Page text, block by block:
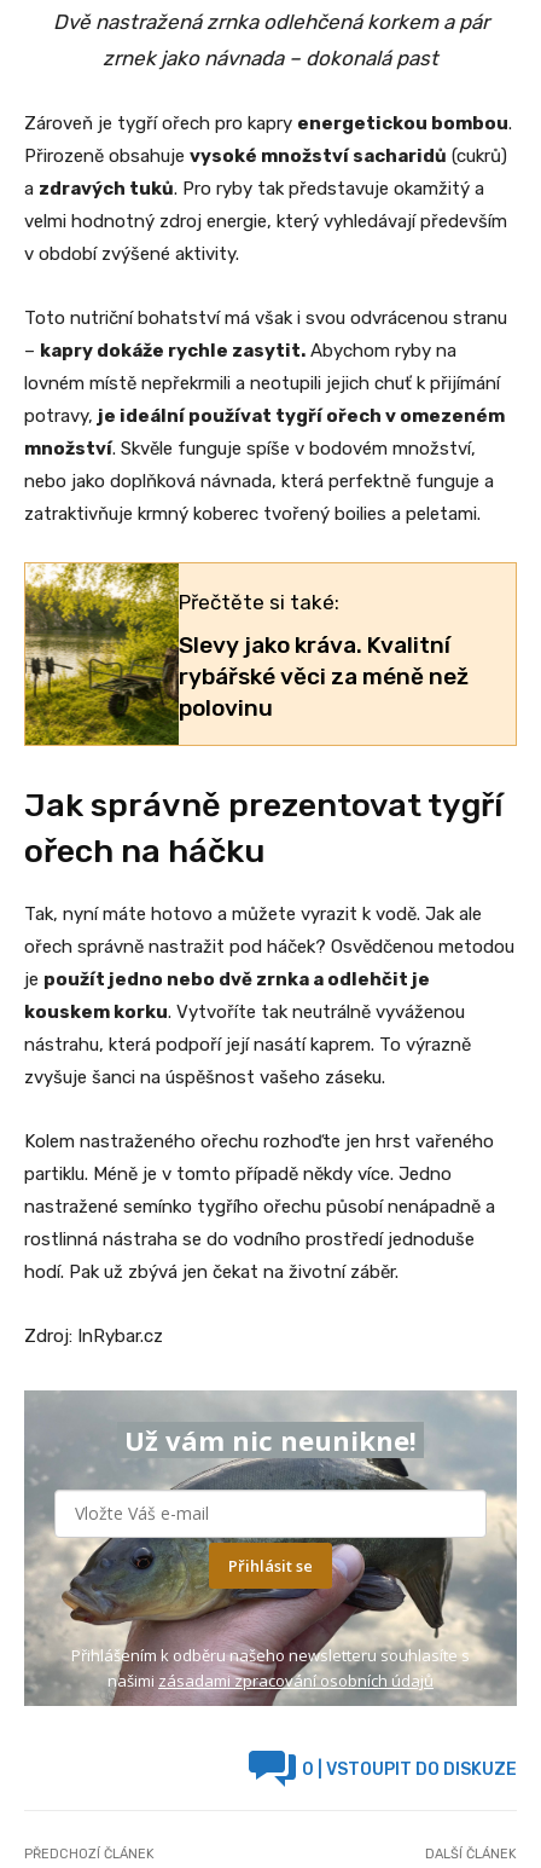
Dvě nastražená zrnka odlehčená korkem a pár
zrnek jako návnada – dokonalá past
Zároveň je tygří ořech pro kapry energetickou bombou.
Přirozeně obsahuje vysoké množství sacharidů (cukrů)
a zdravých tuků. Pro ryby tak představuje okamžitý a
velmi hodnotný zdroj energie, který vyhledávají především
v období zvýšené aktivity.
Toto nutriční bohatství má však i svou odvrácenou stranu
– kapry dokáže rychle zasytit. Abychom ryby na
lovném místě nepřekrmili a neotupili jejich chuť k přijímání
potravy, je ideální používat tygří ořech v omezeném
množství. Skvěle funguje spíše v bodovém množství,
nebo jako doplňková návnada, která perfektně funguje a
zatraktivňuje krmný koberec tvořený boilies a peletami.
Přečtěte si také:
Slevy jako kráva. Kvalitní
rybářské věci za méně než
polovinu
Jak správně prezentovat tygří
ořech na háčku
Tak, nyní máte hotovo a můžete vyrazit k vodě. Jak ale
ořech správně nastražit pod háček? Osvědčenou metodou
je použít jedno nebo dvě zrnka a odlehčit je
kouskem korku. Vytvoříte tak neutrálně vyváženou
nástrahu, která podpoří její nasátí kaprem. To výrazně
zvyšuje šanci na úspěšnost vašeho záseku.
Kolem nastraženého ořechu rozhoďte jen hrst vařeného
partiklu. Méně je v tomto případě někdy více. Jedno
nastražené semínko tygřího ořechu působí nenápadně a
rostlinná nástraha se do vodního prostředí jednoduše
hodí. Pak už zbývá jen čekat na životní záběr.
Zdroj: InRybar.cz
Už vám nic neunikne!
Přihlásit se
Přihlášením k odběru našeho newsletteru souhlasíte s
našimi zásadami zpracování osobních údajů
0 | VSTOUPIT DO DISKUZE
PŘEDCHOZÍ ČLÁNEK DALŠÍ ČLÁNEK